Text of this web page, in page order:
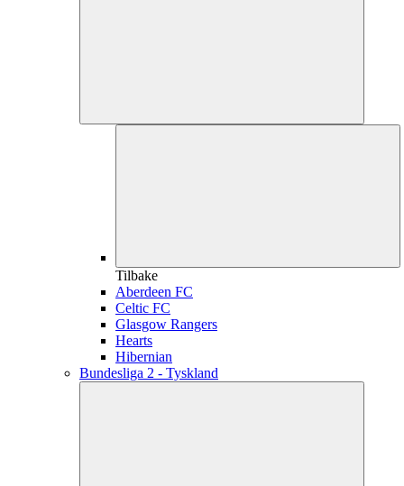
Tilbake
Aberdeen FC
Celtic FC
Glasgow Rangers
Hearts
Hibernian
Bundesliga 2 - Tyskland